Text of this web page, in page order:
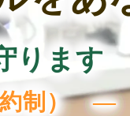
ります
約制） ―